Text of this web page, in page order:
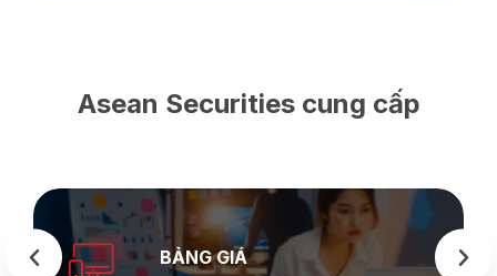
Asean Securities cung cấp
BẢNG GIÁ